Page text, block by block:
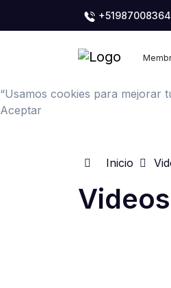
+51987008364
“Usamos cookies para mejorar
Aceptar
Inicio
Videos